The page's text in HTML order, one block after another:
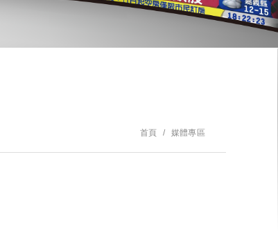
首頁 媒體專區